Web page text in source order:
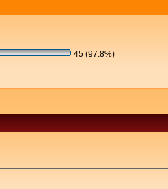
45 (97.8%)